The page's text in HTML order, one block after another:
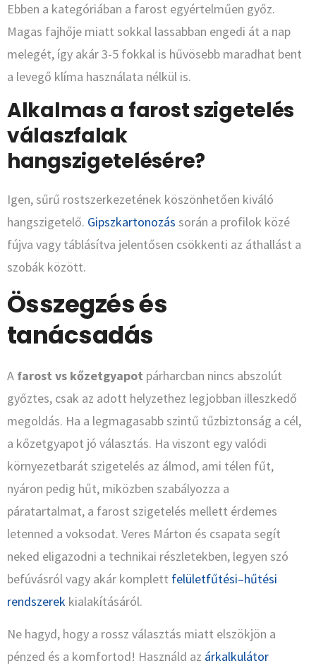
Ebben a kategóriában a farost egyértelműen győz.
Magas fajhője miatt sokkal lassabban engedi át a nap
melegét, így akár 3-5 fokkal is hűvösebb maradhat bent
a levegő klíma használata nélkül is.
Alkalmas a farost szigetelés
válaszfalak
hangszigetelésére?
Igen, sűrű rostszerkezetének köszönhetően kiváló
hangszigetelő. Gipszkartonozás során a profilok közé
fújva vagy táblásítva jelentősen csökkenti az áthallást a
szobák között.
Összegzés és
tanácsadás
A farost vs kőzetgyapot párharcban nincs abszolút
győztes, csak az adott helyzethez legjobban illeszkedő
megoldás. Ha a legmagasabb szintű tűzbiztonság a cél,
a kőzetgyapot jó választás. Ha viszont egy valódi
környezetbarát szigetelés az álmod, ami télen fűt,
nyáron pedig hűt, miközben szabályozza a
páratartalmat, a farost szigetelés mellett érdemes
letenned a voksodat. Veres Márton és csapata segít
neked eligazodni a technikai részletekben, legyen szó
befúvásról vagy akár komplett felületfűtési–hűtési
rendszerek kialakításáról.
Ne hagyd, hogy a rossz választás miatt elszökjön a
pénzed és a komfortod! Használd az árkalkulátor